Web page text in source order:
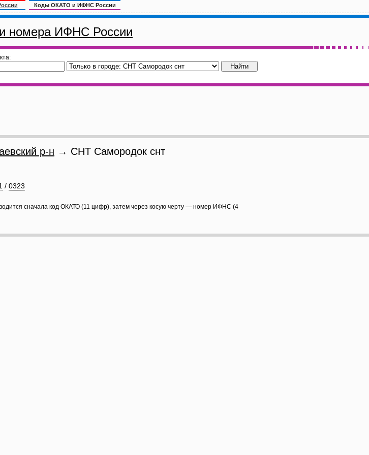
Коды ОКАТО и ИФНС России
номера ИФНС России
р-н → СНТ Самородок снт
/ 0323
сначала код ОКАТО (11 цифр), затем через косую черту — номер ИФНС (4